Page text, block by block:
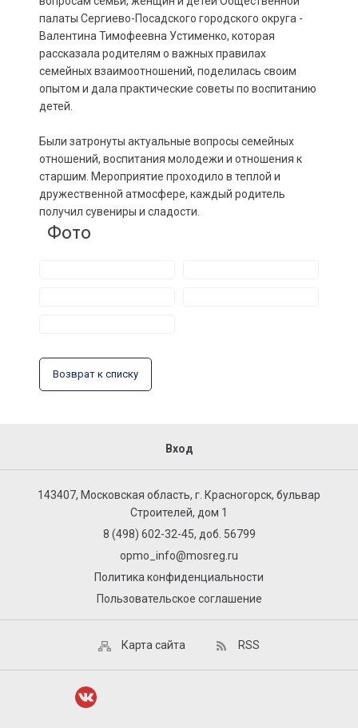
палаты Сергиево-Посадского городского округа -
Валентина Тимофеевна Устименко, которая
рассказала родителям о важных правилах
семейных взаимоотношений, поделилась своим
опытом и дала практические советы по воспитанию
детей.
Были затронуты актуальные вопросы семейных
отношений, воспитания молодежи и отношения к
старшим. Мероприятие проходило в теплой и
дружественной атмосфере, каждый родитель
получил сувениры и сладости.
Фото
Возврат к списку
Вход
143407, Московская область, г. Красногорск, бульвар
Строителей, дом 1
8 (498) 602-32-45, доб. 56799
opmo_info@mosreg.ru
Политика конфиденциальности
Пользовательское соглашение
Карта сайта RSS